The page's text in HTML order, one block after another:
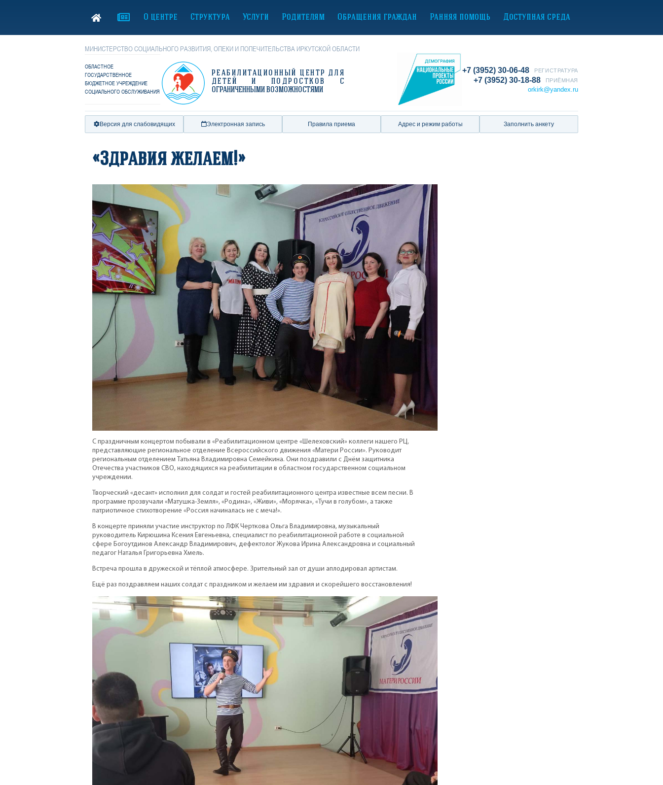
О центре Структура Услуги Родителям Обращения граждан Ранняя помощь Доступная среда
МИНИСТЕРСТВО СОЦИАЛЬНОГО РАЗВИТИЯ, ОПЕКИ И ПОПЕЧИТЕЛЬСТВА ИРКУТСКОЙ ОБЛАСТИ
ОБЛАСТНОЕ
ГОСУДАРСТВЕННОЕ
БЮДЖЕТНОЕ УЧРЕЖДЕНИЕ
СОЦИАЛЬНОГО ОБСЛУЖИВАНИЯ
РЕАБИЛИТАЦИОННЫЙ ЦЕНТР ДЛЯ
ДЕТЕЙ И ПОДРОСТКОВ С
ОГРАНИЧЕННЫМИ ВОЗМОЖНОСТЯМИ
+7 (3952) 30-06-48 РЕГИСТРАТУРА
+7 (3952) 30-18-88 ПРИЁМНАЯ
orkirk@yandex.ru
Версия для слабовидящих Электронная запись Правила приема Адрес и режим работы Заполнить анкету
«Здравия желаем!»
С праздничным концертом побывали в «Реабилитационном центре «Шелеховский» коллеги нашего РЦ,
представляющие региональное отделение Всероссийского движения «Матери России». Руководит
региональным отделением Татьяна Владимировна Семейкина. Они поздравили с Днём защитника
Отечества участников СВО, находящихся на реабилитации в областном государственном социальном
учреждении.
Творческий «десант» исполнил для солдат и гостей реабилитационного центра известные всем песни. В
программе прозвучали «Матушка-Земля», «Родина», «Живи», «Морячка», «Тучи в голубом», а также
патриотичное стихотворение «Россия начиналась не с меча!».
В концерте приняли участие инструктор по ЛФК Черткова Ольга Владимировна, музыкальный
руководитель Кирюшина Ксения Евгеньевна, специалист по реабилитационной работе в социальной
сфере Богоутдинов Александр Владимирович, дефектолог Жукова Ирина Александровна и социальный
педагог Наталья Григорьевна Хмель.
Встреча прошла в дружеской и тёплой атмосфере. Зрительный зал от души аплодировал артистам.
Ещё раз поздравляем наших солдат с праздником и желаем им здравия и скорейшего восстановления!